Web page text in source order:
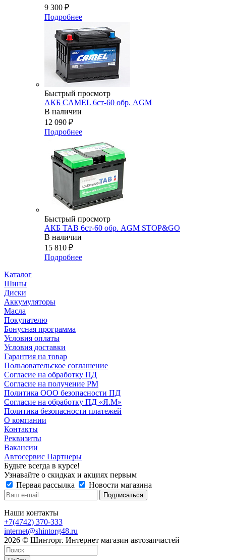
9 300 ₽
Подробнее
Быстрый просмотр
АКБ CAMEL 6ст-60 обр. AGM
В наличии
12 090 ₽
Подробнее
Быстрый просмотр
АКБ TAB 6ст-60 обр. AGM STOP&GO
В наличии
15 810 ₽
Подробнее
Каталог
Шины
Диски
Аккумуляторы
Масла
Покупателю
Бонусная программа
Условия оплаты
Условия доставки
Гарантия на товар
Пользовательское соглашение
Согласие на обработку ПД
Согласие на получение РМ
Политика ООО безопасности ПД
Согласие на обработку ПД «Я.М»
Политика безопасности платежей
О компании
Контакты
Реквизиты
Вакансии
Автосервис Партнеры
Будьте всегда в курсе!
Узнавайте о скидках и акциях первым
Первая рассылка
Новости магазина
Наши контакты
+7(4742) 370-333
internet@shintorg48.ru
2026 © Шинторг. Интернет магазин автозапчастей